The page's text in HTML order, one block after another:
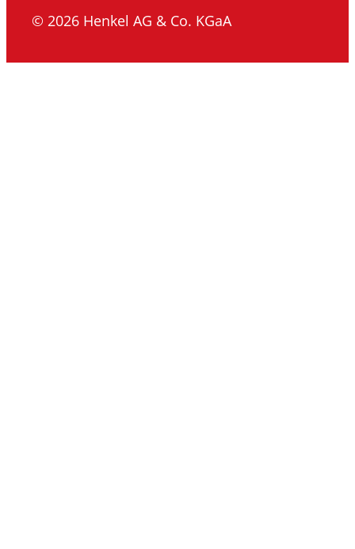
© 2026 Henkel AG & Co. KGaA